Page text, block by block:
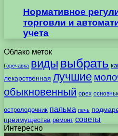
Нормативное
торговли и
учета
Облако меток
Горечавка виды выбрать
лекарственная лучшие
обыкновенный орех
остролодочник пальма печь
преимущества ремонт советы
Интересно